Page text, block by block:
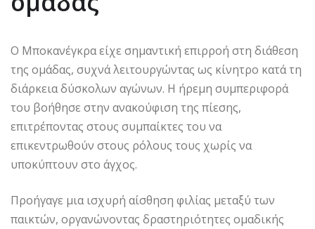
Ο Μποκανέγκρα είχε σημαντική επιρροή στη διάθεση
της ομάδας, συχνά λειτουργώντας ως κίνητρο κατά τη
διάρκεια δύσκολων αγώνων. Η ήρεμη συμπεριφορά
του βοήθησε στην ανακούφιση της πίεσης,
επιτρέποντας στους συμπαίκτες του να
επικεντρωθούν στους ρόλους τους χωρίς να
υποκύπτουν στο άγχος.
Προήγαγε μια ισχυρή αίσθηση φιλίας μεταξύ των
παικτών, οργανώνοντας δραστηριότητες ομαδικής